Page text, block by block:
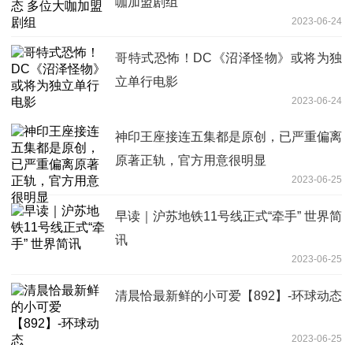
2023-06-24
哥特式恐怖！DC《沼泽怪物》或将为独
立单行电影
2023-06-24
神印王座接连五集都是原创，已严重偏离
原著正轨，官方用意很明显
2023-06-25
早读｜沪苏地铁11号线正式“牵手” 世界简
讯
2023-06-25
清晨恰最新鲜的小可爱【892】-环球动态
2023-06-25